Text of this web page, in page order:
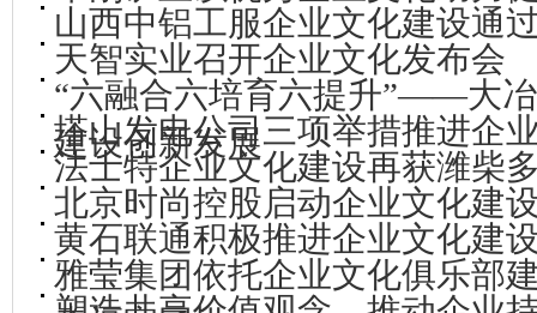
山西中铝工服企业文化建设通
天智实业召开企业文化发布会
“六融合六培育六提升”——大
建设创新发展
塔山发电公司三项举措推进企
法士特企业文化建设再获潍柴
北京时尚控股启动企业文化建
黄石联通积极推进企业文化建
雅莹集团依托企业文化俱乐部